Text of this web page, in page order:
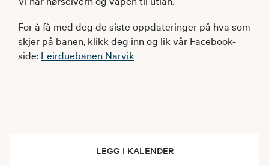
For å få med deg de siste oppdateringer på hva som
skjer på banen, klikk deg inn og lik vår Facebook-
side: Leirduebanen Narvik
LEGG I KALENDER